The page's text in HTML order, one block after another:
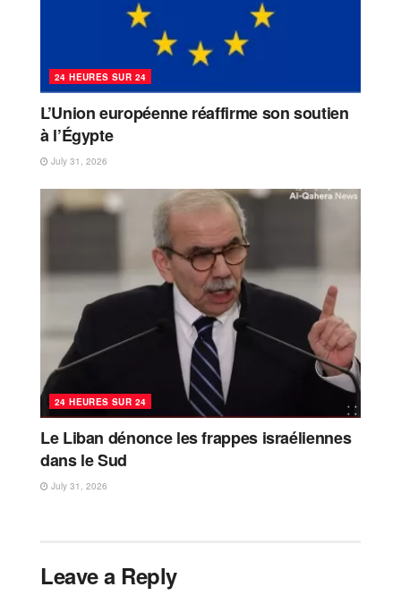
24 HEURES SUR 24
L’Union européenne réaffirme son soutien
à l’Égypte
July 31, 2026
24 HEURES SUR 24
Le Liban dénonce les frappes israéliennes
dans le Sud
July 31, 2026
Leave a Reply